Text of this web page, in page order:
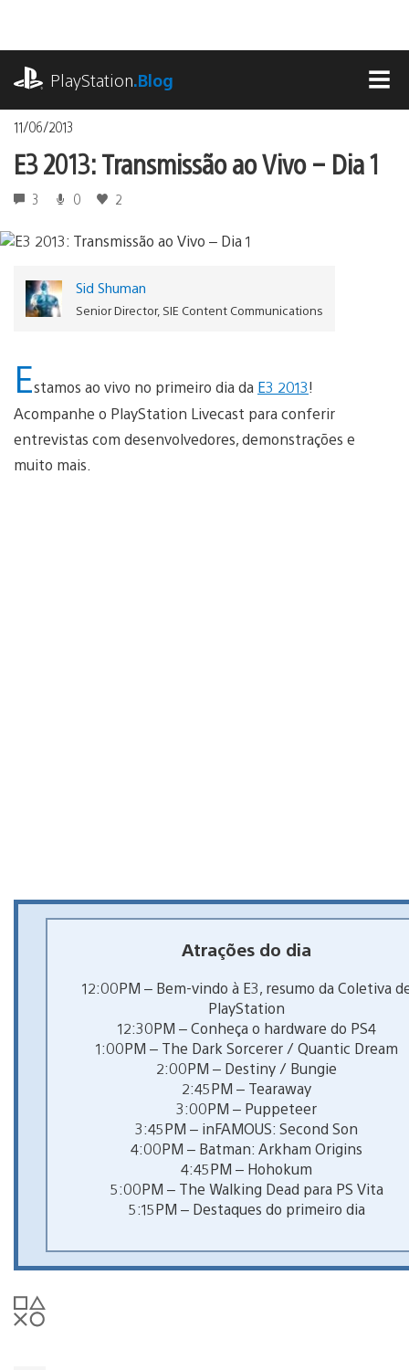
o
conteúdoPlayStation.Blog
11/06/2013
E3 2013: Transmissão ao Vivo – Dia 1
3 0 2
Sid Shuman
Senior Director, SIE Content Communications
Estamos ao vivo no primeiro dia da E3 2013!
Acompanhe o PlayStation Livecast para conferir
entrevistas com desenvolvedores, demonstrações e
muito mais.
Atrações do dia
12:00PM – Bem-vindo à E3, resumo da Coletiva
PlayStation
12:30PM – Conheça o hardware do PS4
1:00PM – The Dark Sorcerer / Quantic Dream
2:00PM – Destiny / Bungie
2:45PM – Tearaway
3:00PM – Puppeteer
3:45PM – inFAMOUS: Second Son
4:00PM – Batman: Arkham Origins
4:45PM – Hohokum
5:00PM – The Walking Dead para PS Vita
5:15PM – Destaques do primeiro dia